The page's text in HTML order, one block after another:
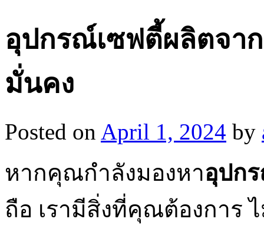
อุปกรณ์เซฟตี้ผลิตจา
มั่นคง
Posted on April 1, 2024 by
หากคุณกำลังมองหาอุปก
ถือ เรามีสิ่งที่คุณต้องการ